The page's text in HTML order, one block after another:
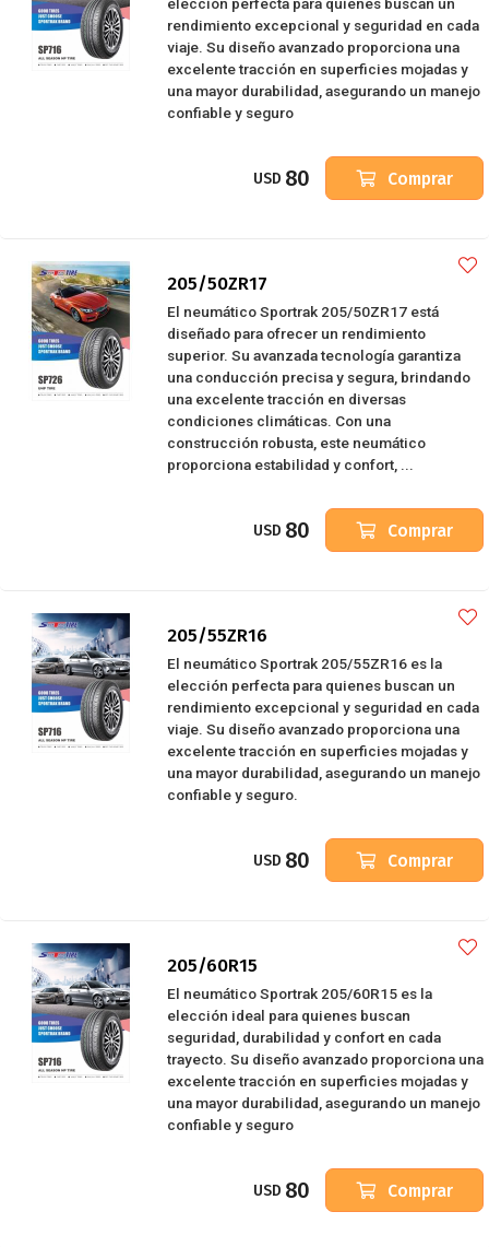
rendimiento excepcional y seguridad en cada
viaje. Su diseño avanzado proporciona una
excelente tracción en superficies mojadas y
una mayor durabilidad, asegurando un manejo
confiable y seguro
USD 80 Comprar
205/50ZR17
El neumático Sportrak 205/50ZR17 está
diseñado para ofrecer un rendimiento
superior. Su avanzada tecnología garantiza
una conducción precisa y segura, brindando
una excelente tracción en diversas
condiciones climáticas. Con una
construcción robusta, este neumático
proporciona estabilidad y confort, ...
USD 80 Comprar
205/55ZR16
El neumático Sportrak 205/55ZR16 es la
elección perfecta para quienes buscan un
rendimiento excepcional y seguridad en cada
viaje. Su diseño avanzado proporciona una
excelente tracción en superficies mojadas y
una mayor durabilidad, asegurando un manejo
confiable y seguro.
USD 80 Comprar
205/60R15
El neumático Sportrak 205/60R15 es la
elección ideal para quienes buscan
seguridad, durabilidad y confort en cada
trayecto. Su diseño avanzado proporciona una
excelente tracción en superficies mojadas y
una mayor durabilidad, asegurando un manejo
confiable y seguro
USD 80 Comprar